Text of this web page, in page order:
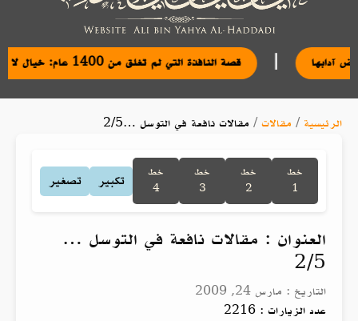
قصة النافذة التي لم تغلق من 1400 عام: خيال لا حقيقة | الجمعة وبعض آدابها
الرئيسية / مقالات/ مقالات نافعة في التوسل …2/5
خط
1
خط
2
خط
3
خط
4
تكبير تصغير
العنوان : مقالات نافعة في التوسل …
2/5
التاريخ : مارس 24, 2009
عدد الزيارات : 2216